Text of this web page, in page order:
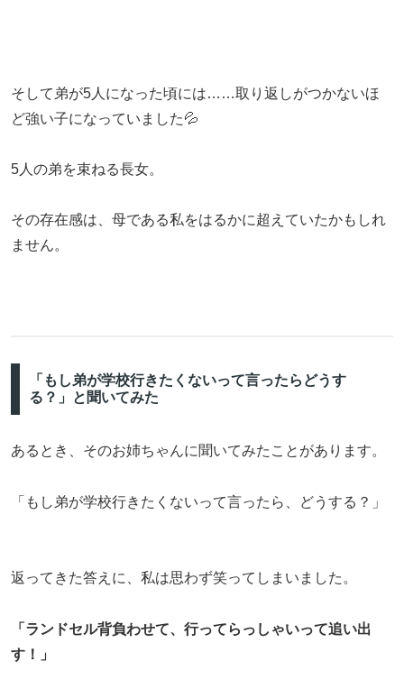
そして弟が5人になった頃には……取り返しがつかないほ
ど強い子になっていました💦
5人の弟を束ねる長女。
その存在感は、母である私をはるかに超えていたかもしれ
ません。
「もし弟が学校行きたくないって言ったらどうす
る？」と聞いてみた
あるとき、そのお姉ちゃんに聞いてみたことがあります。
「もし弟が学校行きたくないって言ったら、どうする？」
返ってきた答えに、私は思わず笑ってしまいました。
「ランドセル背負わせて、行ってらっしゃいって追い出
す！」